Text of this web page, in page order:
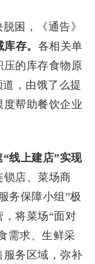
困，《通告》
存。 各相关单
的库存食物原
，由饿了么提
帮助餐饮企业
“线上建店”实现
锁店、菜场商
务保障小组”极
将菜场“面对
需求、生鲜采
服务区域，弥补